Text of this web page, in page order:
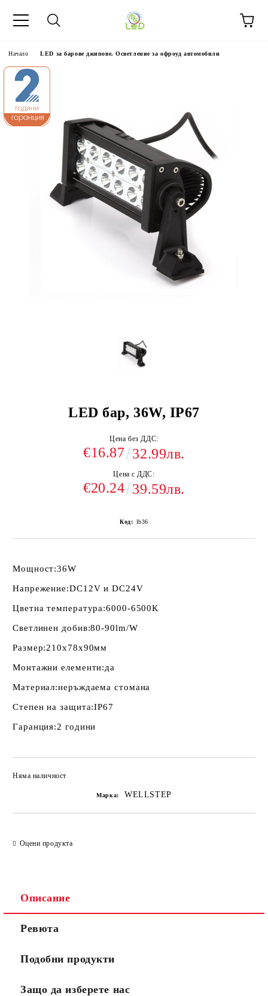
Начало LED за барове джипове. Осветление за офроуд автомобили
LED бар, 36W, IP67
Цена без ДДС:
€16.87 32.99лв.
Цена с ДДС:
€20.24 39.59лв.
Код: lb36
Мощност:36W
Напрежение:DC12V и DC24V
Цветна температура:6000-6500К
Светлинен добив:80-90lm/W
Размер:210х78х90мм
Монтажни елементи:да
Материал:неръждаема стомана
Степен на защита:IP67
Гаранция:2 години
Няма наличност
Марка: WELLSTEP
Оцени продукта
Описание
Ревюта
Подобни продукти
Защо да изберете нас